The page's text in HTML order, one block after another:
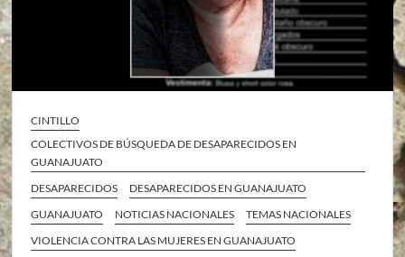
CINTILLO
COLECTIVOS DE BÚSQUEDA DE DESAPARECIDOS EN
GUANAJUATO
DESAPARECIDOS
DESAPARECIDOS EN GUANAJUATO
GUANAJUATO
NOTICIAS NACIONALES
TEMAS NACIONALES
VIOLENCIA CONTRA LAS MUJERES EN GUANAJUATO